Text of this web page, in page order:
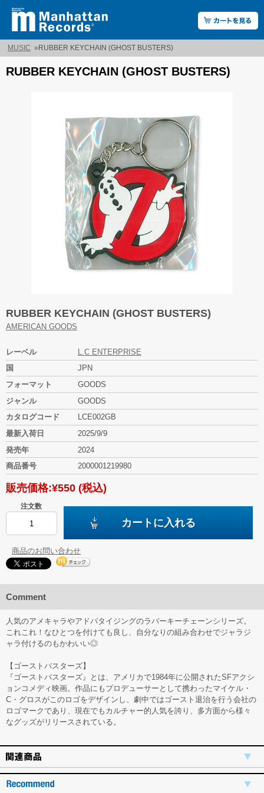
MUSIC » RUBBER KEYCHAIN (GHOST BUSTERS)
RUBBER KEYCHAIN (GHOST BUSTERS)
RUBBER KEYCHAIN (GHOST BUSTERS)
AMERICAN GOODS
レーベル
L.C ENTERPRISE
国
JPN
フォーマット
GOODS
ジャンル
GOODS
カタログコード
LCE002GB
最新入荷日
2025/9/9
発売年
2024
商品番号
2000001219980
販売価格:¥550 (税込)
注文数
カートに入れる
商品のお問い合わせ
Comment
人気のアメキャラやアドバタイジングのラバーキーチェーンシリーズ。
これこれ！なひとつを付けても良し、自分なりの組み合わせでジャラジ
ャラ付けるのもかわいい◎
【ゴーストバスターズ】
『ゴーストバスターズ』とは、アメリカで1984年に公開されたSFアクシ
ョンコメディ映画。作品にもプロデューサーとして携わったマイケル・
C・グロスがこのロゴをデザインし、劇中ではゴースト退治を行う会社の
ロゴマークであり、現在でもカルチャー的人気を誇り、多方面から様々
なグッズがリリースされている。